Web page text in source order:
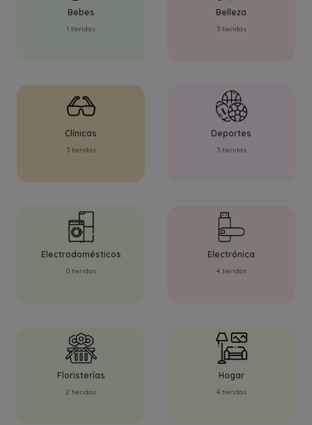
Bebes
1 tiendas
Belleza
3 tiendas
Clínicas
3 tiendas
Deportes
3 tiendas
Electrodomésticos
0 tiendas
Electrónica
4 tiendas
Floristerías
2 tiendas
Hogar
4 tiendas